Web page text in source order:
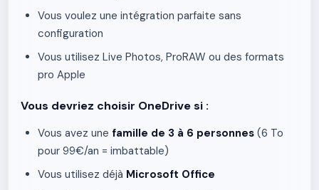
Vous voulez une intégration parfaite sans
configuration
Vous utilisez Live Photos, ProRAW ou des formats
pro Apple
Vous devriez choisir OneDrive si :
Vous avez une famille de 3 à 6 personnes (6 To
pour 99€/an = imbattable)
Vous utilisez déjà Microsoft Office